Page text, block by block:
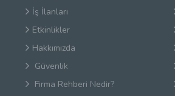
İş İlanları
Etkinlikler
Hakkımızda
Güvenlik
Firma Rehberi Nedir?